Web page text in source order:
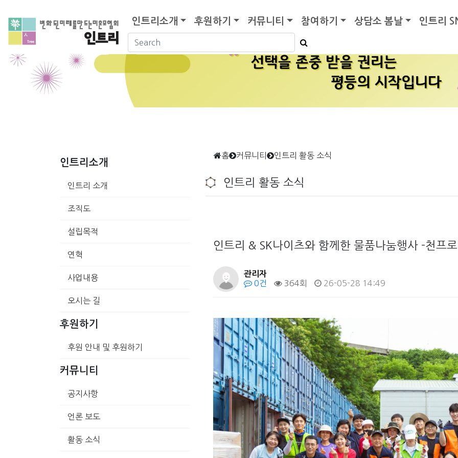
인트리소개 후원하기 커뮤니티 참여하기 상담소 봄날 인트리
인트리소개
인트리 소개
조직도
설립목적
연혁
사업내용
오시는 길
후원하기
후원 안내 및 후원하기
커뮤니티
공지사항
언론 보도
활동 소식
홈 커뮤니티 인트리 활동 소식
인트리 활동 소식
인트리 & SK나이츠와 함께한 물품나눔행사 -천프
관리자
0건 364회 26-05-28 14:49